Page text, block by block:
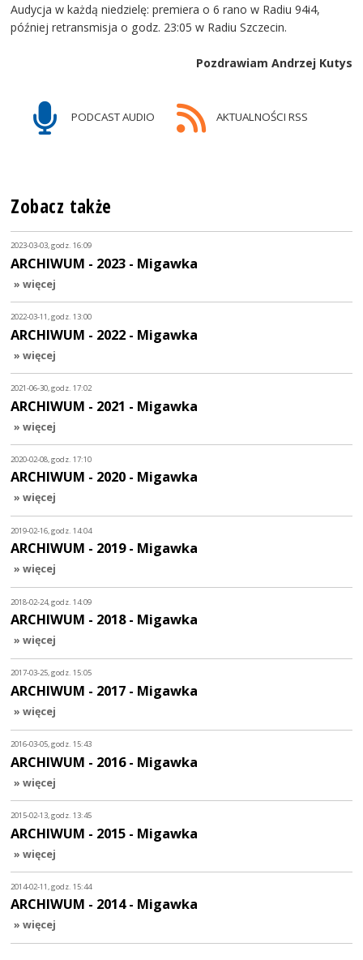
Audycja w każdą niedzielę: premiera o 6 rano w Radiu 94i4,
później retransmisja o godz. 23:05 w Radiu Szczecin.
Pozdrawiam Andrzej Kutys
PODCAST AUDIO AKTUALNOŚCI RSS
Zobacz także
2023-03-03, godz. 16:09
ARCHIWUM - 2023 - Migawka
» więcej
2022-03-11, godz. 13:00
ARCHIWUM - 2022 - Migawka
» więcej
2021-06-30, godz. 17:02
ARCHIWUM - 2021 - Migawka
» więcej
2020-02-08, godz. 17:10
ARCHIWUM - 2020 - Migawka
» więcej
2019-02-16, godz. 14:04
ARCHIWUM - 2019 - Migawka
» więcej
2018-02-24, godz. 14:09
ARCHIWUM - 2018 - Migawka
» więcej
2017-03-25, godz. 15:05
ARCHIWUM - 2017 - Migawka
» więcej
2016-03-05, godz. 15:43
ARCHIWUM - 2016 - Migawka
» więcej
2015-02-13, godz. 13:45
ARCHIWUM - 2015 - Migawka
» więcej
2014-02-11, godz. 15:44
ARCHIWUM - 2014 - Migawka
» więcej